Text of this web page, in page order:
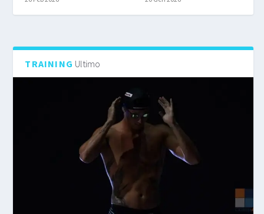
TRAINING Ultimo